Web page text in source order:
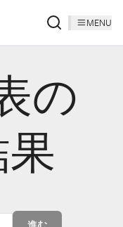
MENU
の